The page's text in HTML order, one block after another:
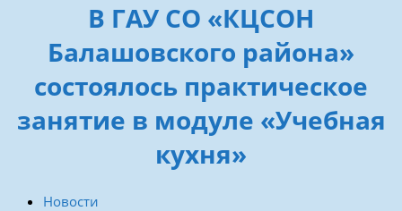
В ГАУ СО «КЦСОН
Балашовского района»
состоялось практическое
занятие в модуле «Учебная
кухня»
Новости